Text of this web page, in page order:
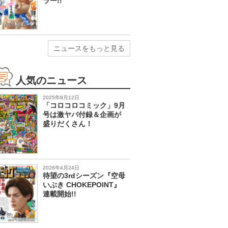
ニュースをもっと見る
人気のニュース
2025年8月12日
「コロコロコミック」9月
号は激ヤバ付録＆企画が
盛りだくさん！
2026年4月24日
待望の3rdシーズン『空母
いぶき CHOKEPOINT』
連載開始!!